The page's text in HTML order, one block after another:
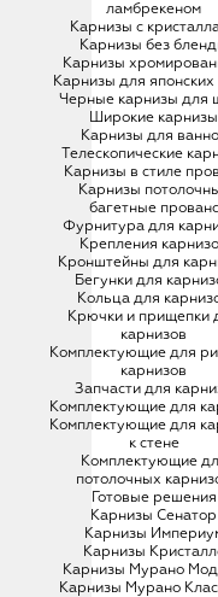
ламбрекеном
Карнизы с
Карнизы без
Карнизы
Карнизы для
Черные карнизы для
Широкие карнизы
Карнизы для
Телескопические
Карнизы в стиле
Карнизы
багетные прованс
Фурнитура для
Крепления
Кронштейны для
Бегунки для
Кольца для
Крючки и прищепки
карнизов
Комплектующие для
карнизов
Запчасти для
Комплектующие для
Комплектующие для
к стене
Комплектующие
потолочных
Готовые решения
Карнизы Сенатор
Карнизы
Карнизы
Карнизы Мурано
Карнизы Мурано